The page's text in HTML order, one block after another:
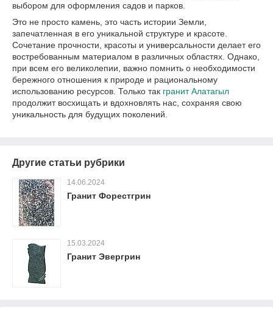
выбором для оформления садов и парков.
Это не просто камень, это часть истории Земли,
запечатленная в его уникальной структуре и красоте.
Сочетание прочности, красоты и универсальности делает его
востребованным материалом в различных областях. Однако,
при всем его великолепии, важно помнить о необходимости
бережного отношения к природе и рациональному
использованию ресурсов. Только так гранит Алатагыл
продолжит восхищать и вдохновлять нас, сохраняя свою
уникальность для будущих поколений.
Другие статьи рубрики
14.06.2024
Гранит Форестгрин
15.03.2024
Гранит Эвергрин